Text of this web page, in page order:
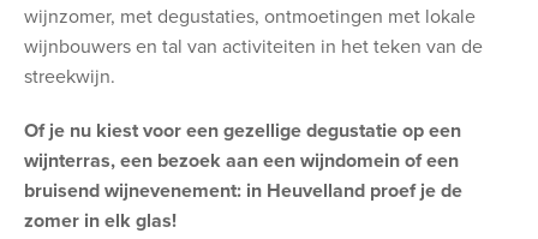
wijnzomer, met degustaties, ontmoetingen met lokale
wijnbouwers en tal van activiteiten in het teken van de
streekwijn.
Of je nu kiest voor een gezellige degustatie op een
wijnterras, een bezoek aan een wijndomein of een
bruisend wijnevenement: in Heuvelland proef je de
zomer in elk glas!